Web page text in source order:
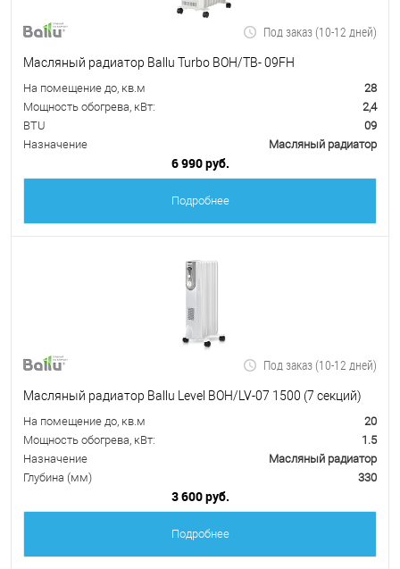
Под заказ (10-12 дней)
Масляный радиатор Ballu Turbo BOH/TB- 09FH
На помещение до, кв.м
28
Мощность обогрева, кВт:
2,4
BTU
09
Назначение
Масляный радиатор
6 990 руб.
Подробнее
Под заказ (10-12 дней)
Масляный радиатор Ballu Level BOH/LV-07 1500 (7 секций)
На помещение до, кв.м
20
Мощность обогрева, кВт:
1.5
Назначение
Масляный радиатор
Глубина (мм)
330
3 600 руб.
Подробнее